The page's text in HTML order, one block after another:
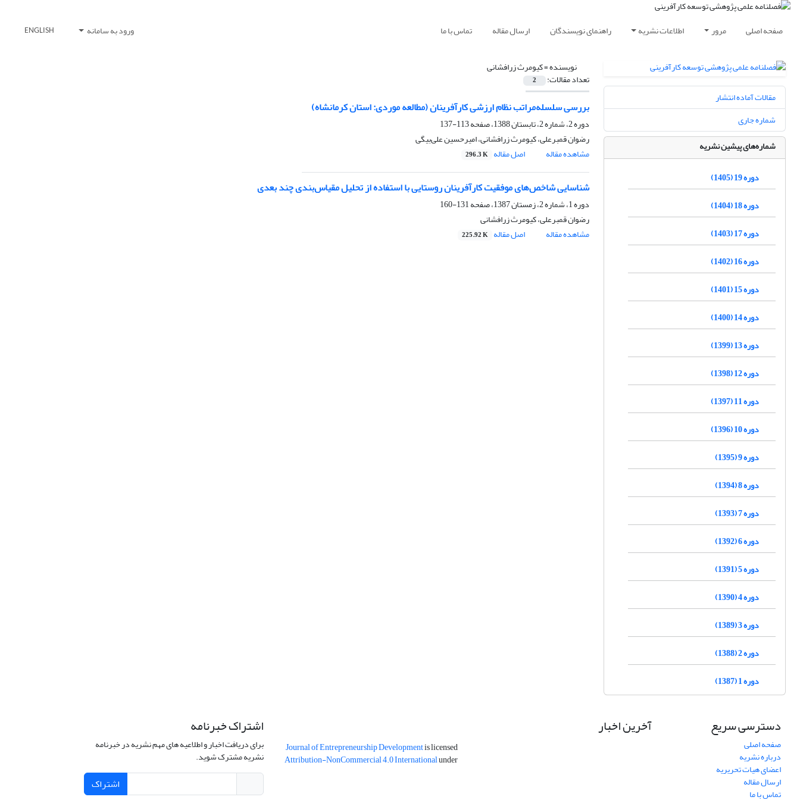
صفحه اصلی مرور اطلاعات نشریه راهنمای نویسندگان ارسال مقاله تماس با ما ورود به سامانه ENGLISH
نویسنده =کیومرث زرافشانی
تعداد مقالات: 2
بررسی سلسله‌مراتب نظام ارزشی کارآفرینان (مطالعه موردی: استان کرمانشاه)
دوره 2، شماره 2، تابستان 1388، صفحه
113-137
رضوان قمبرعلی، کیومرث زرافشانی، امیرحسین علی‌بیگی
مشاهده مقاله
اصل مقاله 296.3 K
شناسایی شاخص‌های موفقیت کارآفرینان روستایی با استفاده از تحلیل مقیاس‌بندی چند بعدی
دوره 1، شماره 2، زمستان 1387، صفحه
131-160
رضوان قمبرعلی، کیومرث زرافشانی
مشاهده مقاله
اصل مقاله 225.92 K
مقالات آماده انتشار
شماره جاری
شماره‌های پیشین نشریه
دوره 19 (1405)
دوره 18 (1404)
دوره 17 (1403)
دوره 16 (1402)
دوره 15 (1401)
دوره 14 (1400)
دوره 13 (1399)
دوره 12 (1398)
دوره 11 (1397)
دوره 10 (1396)
دوره 9 (1395)
دوره 8 (1394)
دوره 7 (1393)
دوره 6 (1392)
دوره 5 (1391)
دوره 4 (1390)
دوره 3 (1389)
دوره 2 (1388)
دوره 1 (1387)
دسترسی سریع
صفحه اصلی
درباره نشریه
اعضای هیات تحریریه
ارسال مقاله
تماس با ما
آخرین اخبار
Journal of Entrepreneurship Developmentis licensed
under
Attribution-NonCommercial 4.0 International
اشتراک خبرنامه
برای دریافت اخبار و اطلاعیه های مهم نشریه در خبرنامه
نشریه مشترک شوید.
اشتراک